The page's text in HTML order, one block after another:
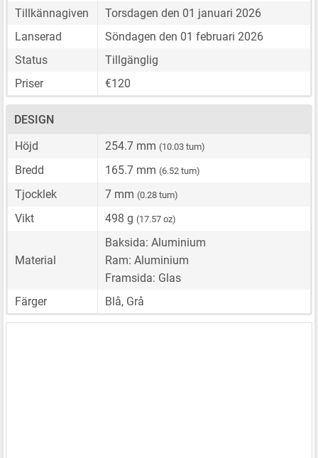
Tillkännagiven
Torsdagen den 01 januari 2026
Lanserad
Söndagen den 01 februari 2026
Status
Tillgänglig
Priser
€120
DESIGN
Höjd
254.7 mm (10.03 tum)
Bredd 165.7 mm (6.52 tum)
Tjocklek 7 mm (0.28 tum)
Vikt 498 g (17.57 oz)
Material
Baksida: Aluminium
Ram: Aluminium
Framsida: Glas
Färger
Blå, Grå